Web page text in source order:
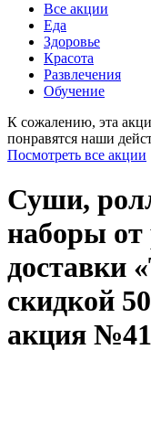
Все акции
Еда
Здоровье
Красота
Развлечения
Обучение
К сожалению, эта
понравятся наши
Посмотреть все акции
Суши,
наборы от
доставки
скидкой
акция